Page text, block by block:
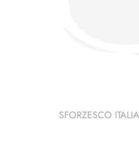
SFORZESCO